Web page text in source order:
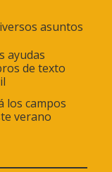
asuntos
ayudas
de texto
los campos
verano